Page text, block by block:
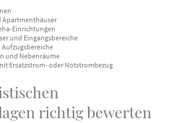
Apartmenthäuser
Einrichtungen
und Eingangsbereiche
und Nebenräume
Ersatzstrom- oder Notstrombezug
richtig bewerten